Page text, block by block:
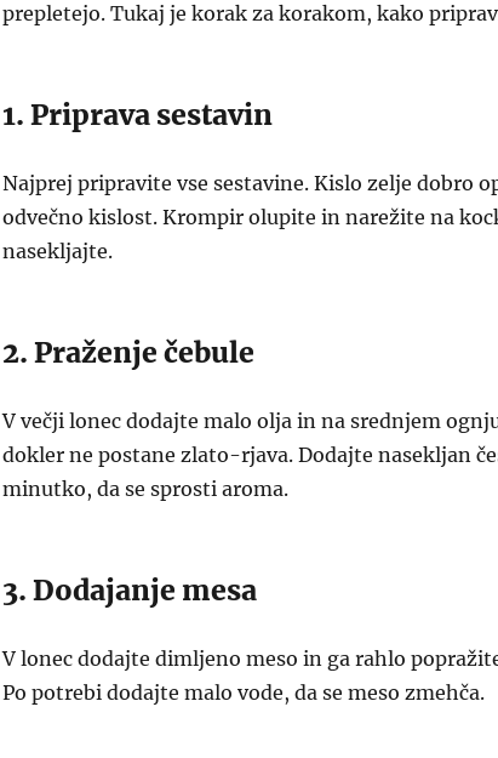
prepletejo. Tukaj je korak za korakom, kako
1. Priprava sestavin
Najprej pripravite vse sestavine. Kislo zelje dobro
odvečno kislost. Krompir olupite in narežite na
nasekljajte.
2. Praženje čebule
V večji lonec dodajte malo olja in na srednjem
dokler ne postane zlato-rjava. Dodajte nasekljan
minutko, da se sprosti aroma.
3. Dodajanje mesa
V lonec dodajte dimljeno meso in ga rahlo
Po potrebi dodajte malo vode, da se meso zmehča.